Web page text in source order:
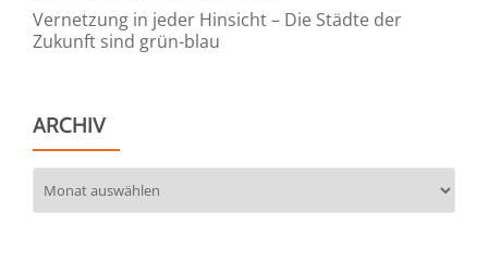
Vernetzung in jeder Hinsicht – Die Städte der
Zukunft sind grün-blau
ARCHIV